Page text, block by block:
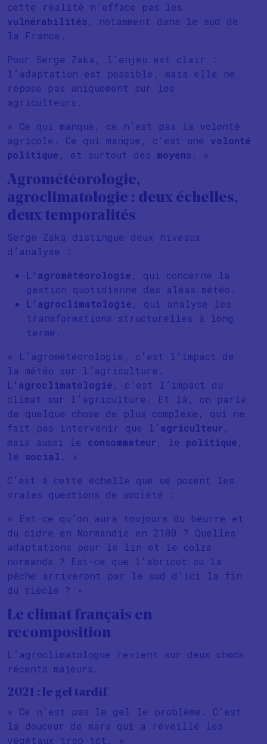
cette réalité n’efface pas les
vulnérabilités , notamment dans le sud de
la France.
Pour Serge Zaka, l’enjeu est clair :
l’adaptation est possible, mais elle ne
repose pas uniquement sur les
agriculteurs.
« Ce qui manque, ce n’est pas la volonté
agricole. Ce qui manque, c’est une volonté
politique , et surtout des moyens . »
Agrométéorologie,
agroclimatologie : deux échelles,
deux temporalités
Serge Zaka distingue deux niveaux
d’analyse :
L’agrométéorologie , qui concerne la
gestion quotidienne des aléas météo.
L’agroclimatologie , qui analyse les
transformations structurelles à long
terme.
« L’agrométéorologie, c’est l’impact de
la météo sur l’agriculture.
L’agroclimatologie , c’est l’impact du
climat sur l’agriculture. Et là, on parle
de quelque chose de plus complexe, qui ne
fait pas intervenir que l’ agriculteur ,
mais aussi le consommateur , le politique ,
le social . »
C’est à cette échelle que se posent les
vraies questions de société :
« Est-ce qu’on aura toujours du beurre et
du cidre en Normandie en 2100 ? Quelles
adaptations pour le lin et le colza
normands ? Est-ce que l’abricot ou la
pêche arriveront par le sud d’ici la fin
du siècle ? »
Le climat français en
recomposition
L’agroclimatologue revient sur deux chocs
récents majeurs.
2021 : le gel tardif
« Ce n’est pas le gel le problème. C’est
la douceur de mars qui a réveillé les
végétaux trop tôt. »